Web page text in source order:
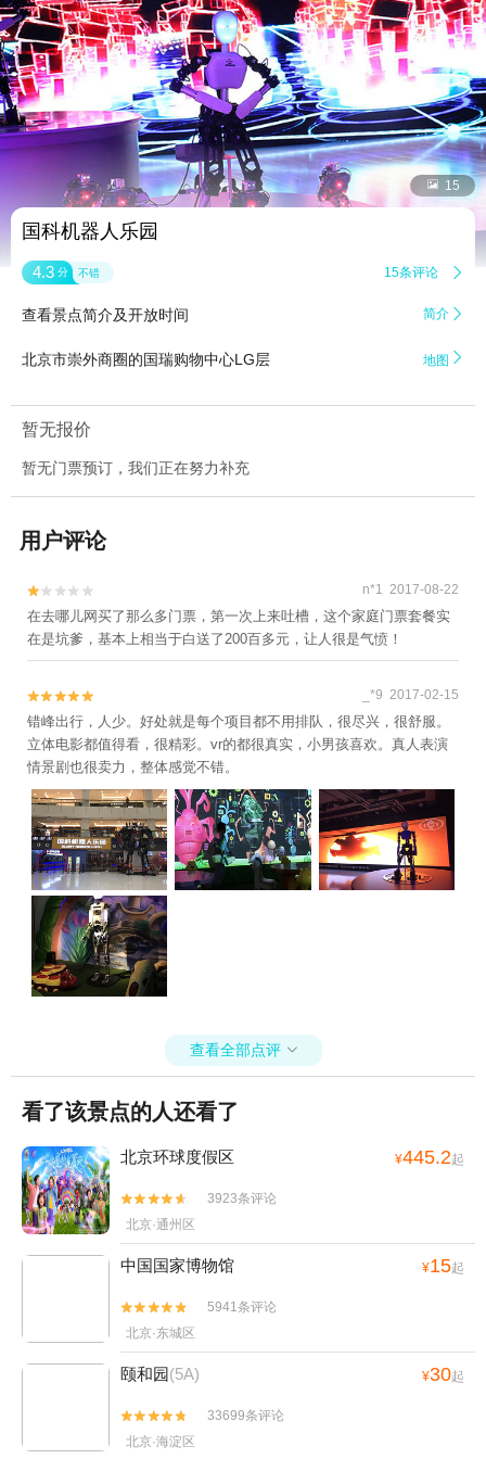
 15
国科机器人乐园
4.3 分 不错 15条评论 
查看景点简介及开放时间 简介 
北京市崇外商圈的国瑞购物中心LG层 地图 
暂无报价
暂无门票预订，我们正在努力补充
用户评论

 n*1 2017-08-22
在去哪儿网买了那么多门票，第一次上来吐槽，这个家庭门票套餐实
在是坑爹，基本上相当于白送了200百多元，让人很是气愤！

 _*9 2017-02-15
错峰出行，人少。好处就是每个项目都不用排队，很尽兴，很舒服。
立体电影都值得看，很精彩。vr的都很真实，小男孩喜欢。真人表演
情景剧也很卖力，整体感觉不错。
查看全部点评 
看了该景点的人还看了
北京环球度假区 ¥445.2起


3923条评论
北京·通州区
中国国家博物馆 ¥15起


5941条评论
北京·东城区
颐和园(5A) ¥30起


33699条评论
北京·海淀区
